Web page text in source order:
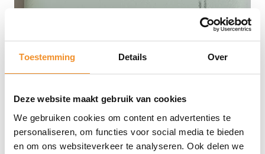
Toestemming Details Over
Deze website maakt gebruik van cookies
We gebruiken cookies om content en advertenties te
personaliseren, om functies voor social media te bieden
en om ons websiteverkeer te analyseren. Ook delen we